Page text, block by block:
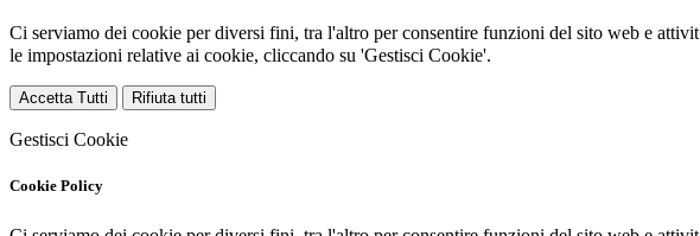
Ci serviamo dei cookie per diversi fini, tra l'altro per consentire funzioni del sito web e
le impostazioni relative ai cookie, cliccando su 'Gestisci Cookie'.
Accetta Tutti Rifiuta tutti
Gestisci Cookie
Cookie Policy